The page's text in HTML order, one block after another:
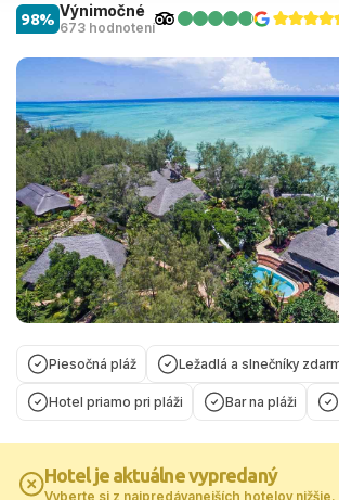
Výnimočné
673 hodnotení
98%
Piesočná pláž Ležadlá a slnečníky
Hotel priamo pri pláži Bar na pláži
Hotel je aktuálne vypredaný
Vyberte si z najpredávanejších hotelov nižšie.